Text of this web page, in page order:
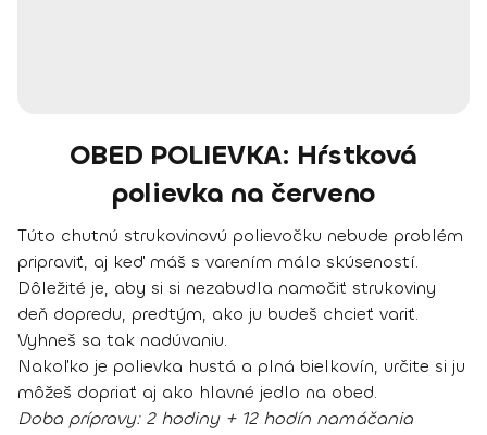
OBED POLIEVKA: Hŕstková
polievka na červeno
Túto chutnú strukovinovú polievočku nebude problém
pripraviť, aj keď máš s varením málo skúseností.
Dôležité je, aby si si nezabudla namočiť strukoviny
deň dopredu, predtým, ako ju budeš chcieť variť.
Vyhneš sa tak nadúvaniu.
Nakoľko je polievka hustá a plná bielkovín, určite si ju
môžeš dopriať aj ako hlavné jedlo na obed.
Doba prípravy: 2 hodiny + 12 hodín namáčania